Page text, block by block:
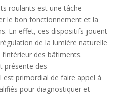
roulants est une tâche
le bon fonctionnement et la
En effet, ces dispositifs jouent
de la lumière naturelle
des bâtiments.
présente des
primordial de faire appel à
pour diagnostiquer et